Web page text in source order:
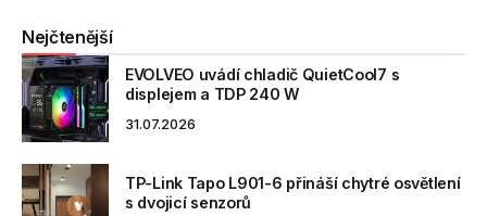
Nejčtenější
EVOLVEO uvádí chladič QuietCool7 s
displejem a TDP 240 W
31.07.2026
TP-Link Tapo L901-6 přináší chytré osvětlení
s dvojicí senzorů